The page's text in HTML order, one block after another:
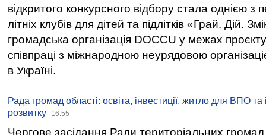
відкритого конкурсного відбору стала однією
літніх клубів для дітей та підлітків «Грай. Дій.
громадська організація DOCCU у межах
співпраці з міжнародною неурядовою
в Україні.
Рада громад області: освіта, інвестиції, житло для ВПО
розвитку
16:55
Чергове засідання Ради територіальних громад